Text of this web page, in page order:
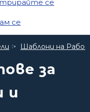
се
се
Шаблони на
за
и